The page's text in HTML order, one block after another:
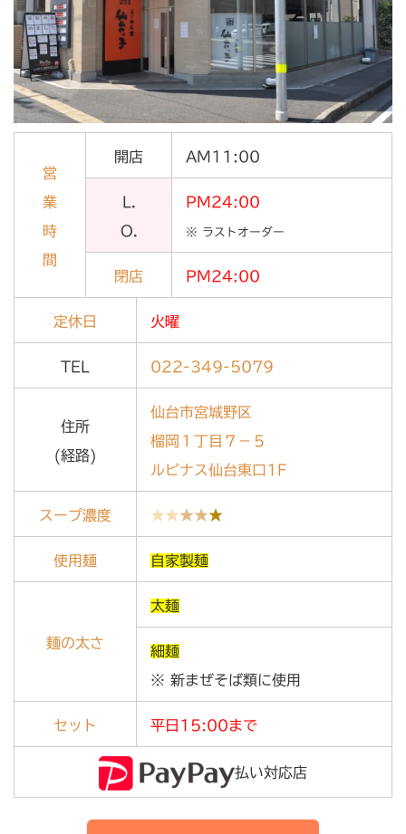
営
業
時
間
開店 AM11:00
L.
O.
PM24:00
※ ラストオーダー
閉店 PM24:00
定休日 火曜
TEL 022-349-5079
住所
(経路)
仙台市宮城野区
榴岡１丁目７－５
ルピナス仙台東口1F
スープ濃度 ★★★★★
使用麺 自家製麺
麺の太さ
太麺
細麺
※ 新まぜそば類に使用
セット 平日15:00まで
払い対応店